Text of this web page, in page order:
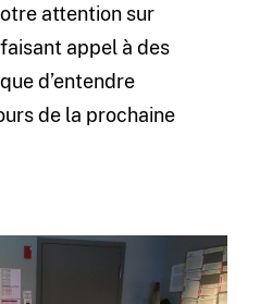
attention sur
appel à des
d’entendre
de la prochaine